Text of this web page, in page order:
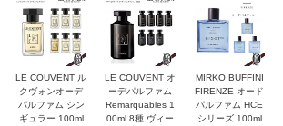
LE COUVENT ル
クヴォンオーデ
パルファム シン
ギュラー 100ml
LE COUVENT オ
ーデパルファム
Remarquables 1
00ml 8種 ヴィー
MIRKO BUFFINI
FIRENZE オード
パルファム HCE
シリーズ 100ml